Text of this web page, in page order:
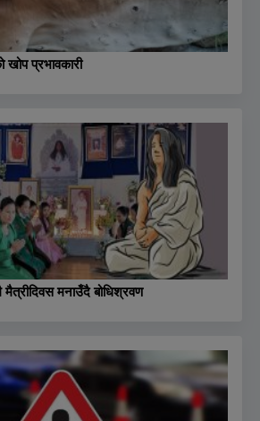
खोप प्रभावकारी
मनाउँदै बोधिश्रवण